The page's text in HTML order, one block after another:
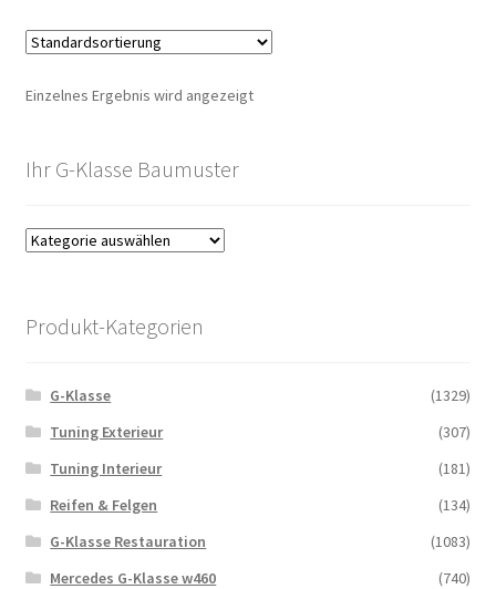
Einzelnes Ergebnis wird angezeigt
Ihr G-Klasse Baumuster
Produkt-Kategorien
G-Klasse
(1329)
Tuning Exterieur
(307)
Tuning Interieur
(181)
Reifen & Felgen
(134)
G-Klasse Restauration
(1083)
Mercedes G-Klasse w460
(740)